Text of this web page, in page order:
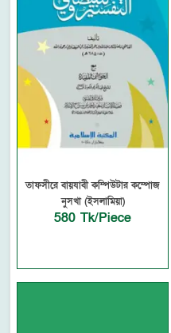
তাফসীরে বায়যাবী কম্পিউটার কম্পোজ
নুসখা (ইসলামিয়া)
580 Tk/Piece